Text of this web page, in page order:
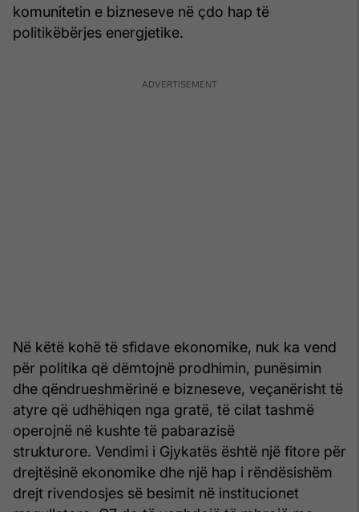
komunitetin e bizneseve në çdo hap të
politikëbërjes energjetike.
Në këtë kohë të sfidave ekonomike, nuk ka vend
për politika që dëmtojnë prodhimin, punësimin
dhe qëndrueshmërinë e bizneseve, veçanërisht të
atyre që udhëhiqen nga gratë, të cilat tashmë
operojnë në kushte të pabarazisë
strukturore. Vendimi i Gjykatës është një fitore për
drejtësinë ekonomike dhe një hap i rëndësishëm
drejt rivendosjes së besimit në institucionet